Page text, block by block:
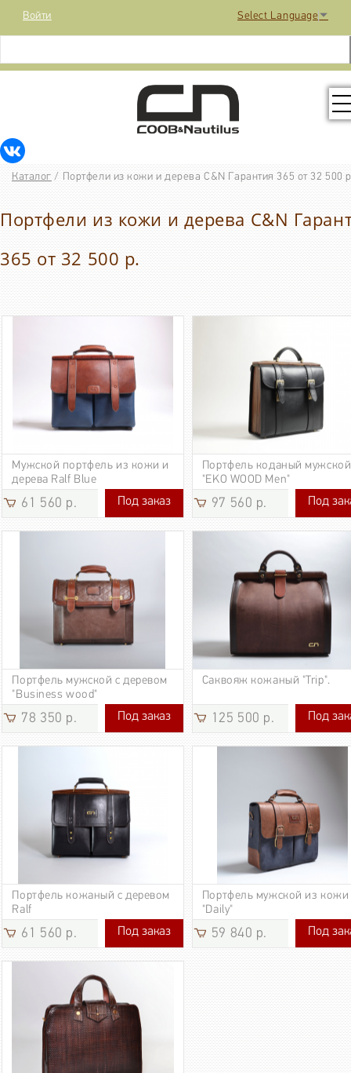
Select Language ▼
Войти
Каталог / Портфели из кожи и дерева C&N Гарантия 365 от 32 500
Портфели из кожи и дерева C&N
365 от 32 500 р.
Мужской портфель из кожи и
дерева Ralf Blue
61 560 р. 61 560 р.
Под заказ
Портфель коданый мужской
"EKO WOOD Men"
97 560 р. 97 560 р.
Под
Портфель мужской с деревом
"Business wood"
78 350 р. 78 350 р.
Под заказ
Саквояж кожаный "Trip".
125 500 р. 125 500
Под
Портфель кожаный с деревом
Ralf
61 560 р. 61 560 р.
Под заказ
Портфель мужской из кожи
"Daily"
59 840 р. 59 840 р.
Под